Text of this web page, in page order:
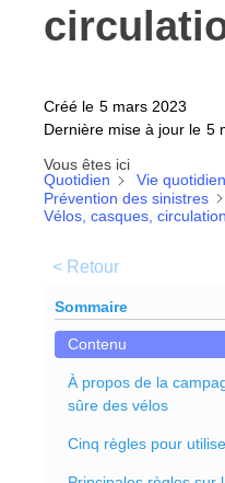
Créé le 5 mars 2023
Dernière mise à jour le 5
Vous êtes ici
Quotidien
Vie
Prévention des sinistres
Vélos, casques,
< Retour
Sommaire
Contenu
À propos de la
sûre des vélos
Cinq règles pour